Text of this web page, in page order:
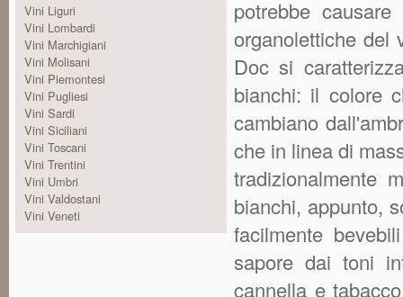
Vini Liguri
Vini Lombardi
Vini Marchigiani
Vini Molisani
Vini Piemontesi
Vini Pugliesi
Vini Sardi
Vini Siciliani
Vini Toscani
Vini Trentini
Vini Umbri
Vini Valdostani
Vini Veneti
potrebbe
organolettiche del
Doc si
bianchi: il colore
cambiano
che in linea di
tradizionalmente
bianchi, appunto,
facilmente
sapore dai toni
cannella e